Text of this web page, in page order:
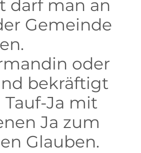
darf man an
Gemeinde
oder
bekräftigt
Tauf-Ja mit
Ja zum
Glauben.